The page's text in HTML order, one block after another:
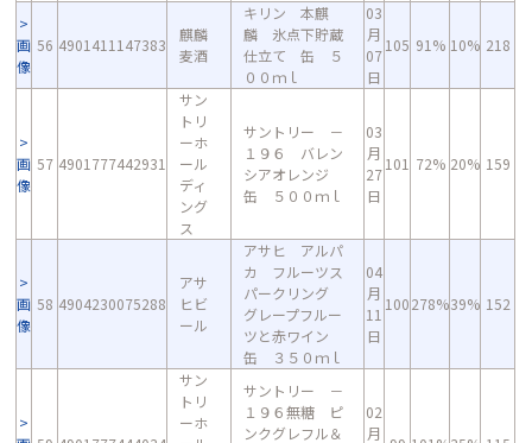
画
像
56 4901411147383
麒麟
麦酒
キリン 本麒
麟 氷点下貯蔵
仕立て 缶 ５
００ｍｌ
03
月
07
日
105 91% 10% 218
画
像
57 4901777442931
サン
トリ
ーホ
ール
ディ
ング
ス
サントリー －
１９６ バレン
シアオレンジ
缶 ５００ｍｌ
03
月
27
日
101 72% 20% 159
画
像
58 4904230075288
アサ
ヒビ
ール
アサヒ アルパ
カ フルーツス
パークリング
グレープフルー
ツと赤ワイン
缶 ３５０ｍｌ
04
月
11
日
100278%39% 152
サン
トリ
ーホ
サントリー －
１９６無糖 ピ
ンクグレフル＆
02
月